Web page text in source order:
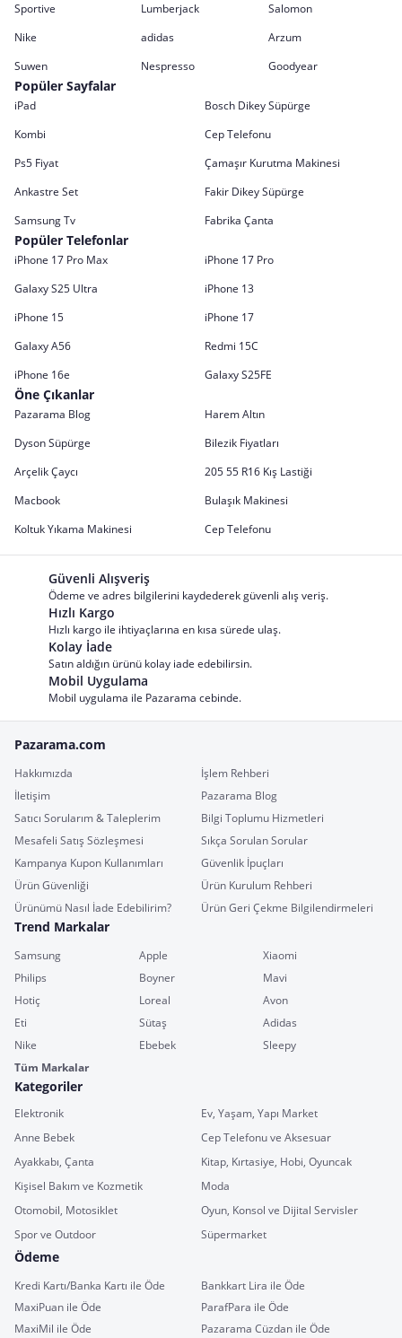
Sportive
Lumberjack
Salomon
Nike
adidas
Arzum
Suwen
Nespresso Goodyear
Popüler Sayfalar
iPad
Bosch Dikey Süpürge
Kombi
Cep Telefonu
Ps5 Fiyat
Çamaşır Kurutma Makinesi
Ankastre Set
Fakir Dikey Süpürge
Samsung Tv
Fabrika Çanta
Popüler Telefonlar
iPhone 17 Pro Max
iPhone 17 Pro
Galaxy S25 Ultra
iPhone 13
iPhone 15
iPhone 17
Galaxy A56
Redmi 15C
iPhone 16e
Galaxy S25FE
Öne Çıkanlar
Pazarama Blog
Harem Altın
Dyson Süpürge
Bilezik Fiyatları
Arçelik Çaycı
205 55 R16 Kış Lastiği
Macbook
Bulaşık Makinesi
Koltuk Yıkama Makinesi
Cep Telefonu
Güvenli Alışveriş
Ödeme ve adres bilgilerini kaydederek güvenli alış veriş.
Hızlı Kargo
Hızlı kargo ile ihtiyaçlarına en kısa sürede ulaş.
Kolay İade
Satın aldığın ürünü kolay iade edebilirsin.
Mobil Uygulama
Mobil uygulama ile Pazarama cebinde.
Pazarama.com
Hakkımızda
İşlem Rehberi
İletişim
Pazarama Blog
Satıcı Sorularım & Taleplerim
Bilgi Toplumu Hizmetleri
Mesafeli Satış Sözleşmesi
Sıkça Sorulan Sorular
Kampanya Kupon Kullanımları
Güvenlik İpuçları
Ürün Güvenliği
Ürün Kurulum Rehberi
Ürünümü Nasıl İade Edebilirim?
Ürün Geri Çekme Bilgilendirmeleri
Trend Markalar
Samsung Apple
Xiaomi
Philips
Boyner
Mavi
Hotiç
Loreal
Avon
Eti
Sütaş
Adidas
Nike
Ebebek
Sleepy
Tüm Markalar
Kategoriler
Elektronik
Ev, Yaşam, Yapı Market
Anne Bebek
Cep Telefonu ve Aksesuar
Ayakkabı, Çanta
Kitap, Kırtasiye, Hobi, Oyuncak
Kişisel Bakım ve Kozmetik
Moda
Otomobil, Motosiklet
Oyun, Konsol ve Dijital Servisler
Spor ve Outdoor
Süpermarket
Ödeme
Kredi Kartı/Banka Kartı ile Öde
Bankkart Lira ile Öde
MaxiPuan ile Öde
ParafPara ile Öde
MaxiMil ile Öde
Pazarama Cüzdan ile Öde